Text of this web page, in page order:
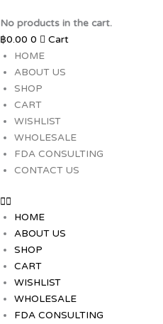
to
content
No products in the cart.
฿0.00 0
Cart
HOME
ABOUT US
SHOP
CART
WISHLIST
WHOLESALE
FDA CONSULTING
CONTACT US
HOME
ABOUT US
SHOP
CART
WISHLIST
WHOLESALE
FDA CONSULTING